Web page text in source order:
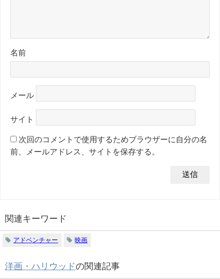
名前
メール
サイト
次回のコメントで使用するためブラウザーに自分の名
前、メールアドレス、サイトを保存する。
関連キーワード
アドベンチャー 映画
洋画・ハリウッドの関連記事